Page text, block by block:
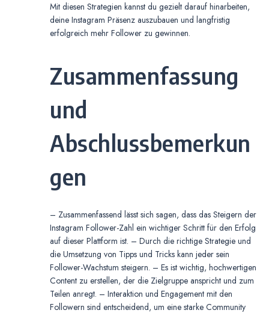
Mit diesen Strategien kannst du gezielt darauf hinarbeiten,
deine Instagram Präsenz auszubauen und langfristig
erfolgreich mehr Follower zu gewinnen.
Zusammenfassung
und
Abschlussbemerkun
gen
– Zusammenfassend lässt sich sagen, dass das Steigern der
Instagram Follower-Zahl ein wichtiger Schritt für den Erfolg
auf dieser Plattform ist. – Durch die richtige Strategie und
die Umsetzung von Tipps und Tricks kann jeder sein
Follower-Wachstum steigern. – Es ist wichtig, hochwertigen
Content zu erstellen, der die Zielgruppe anspricht und zum
Teilen anregt. – Interaktion und Engagement mit den
Followern sind entscheidend, um eine starke Community